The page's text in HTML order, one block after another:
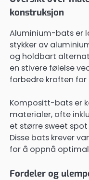
konstruksjon
Aluminium-bats er
stykker av
og holdbart
en stivere følelse
forbedre kraften for
Kompositt-bats er
materialer, ofte
et større sweet
Disse bats krever
for å oppnå
Fordeler og